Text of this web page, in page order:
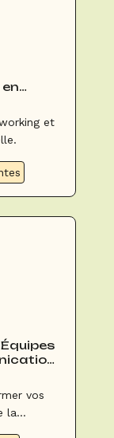
et
vos
la